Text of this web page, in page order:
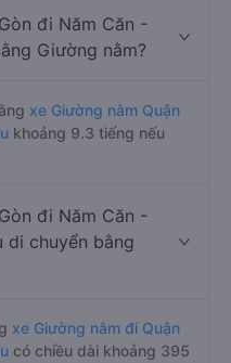
đi Năm Căn -
Giường nằm?
xe Giường nằm Quận
khoảng 9.3 tiếng nếu
đi Năm Căn -
di chuyển bằng
xe Giường nằm đi Quận
có chiều dài khoảng 395